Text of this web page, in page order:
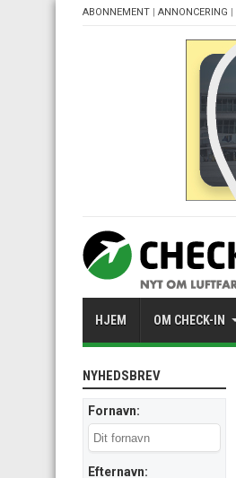
ABONNEMENT | ANNONCERING |
HJEM OM CHECK-IN
NYHEDSBREV
Fornavn:
Efternavn: